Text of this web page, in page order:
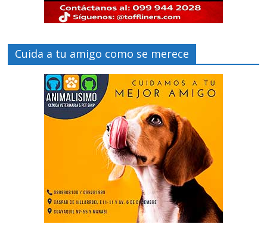
Cuida a tu amigo como se merece